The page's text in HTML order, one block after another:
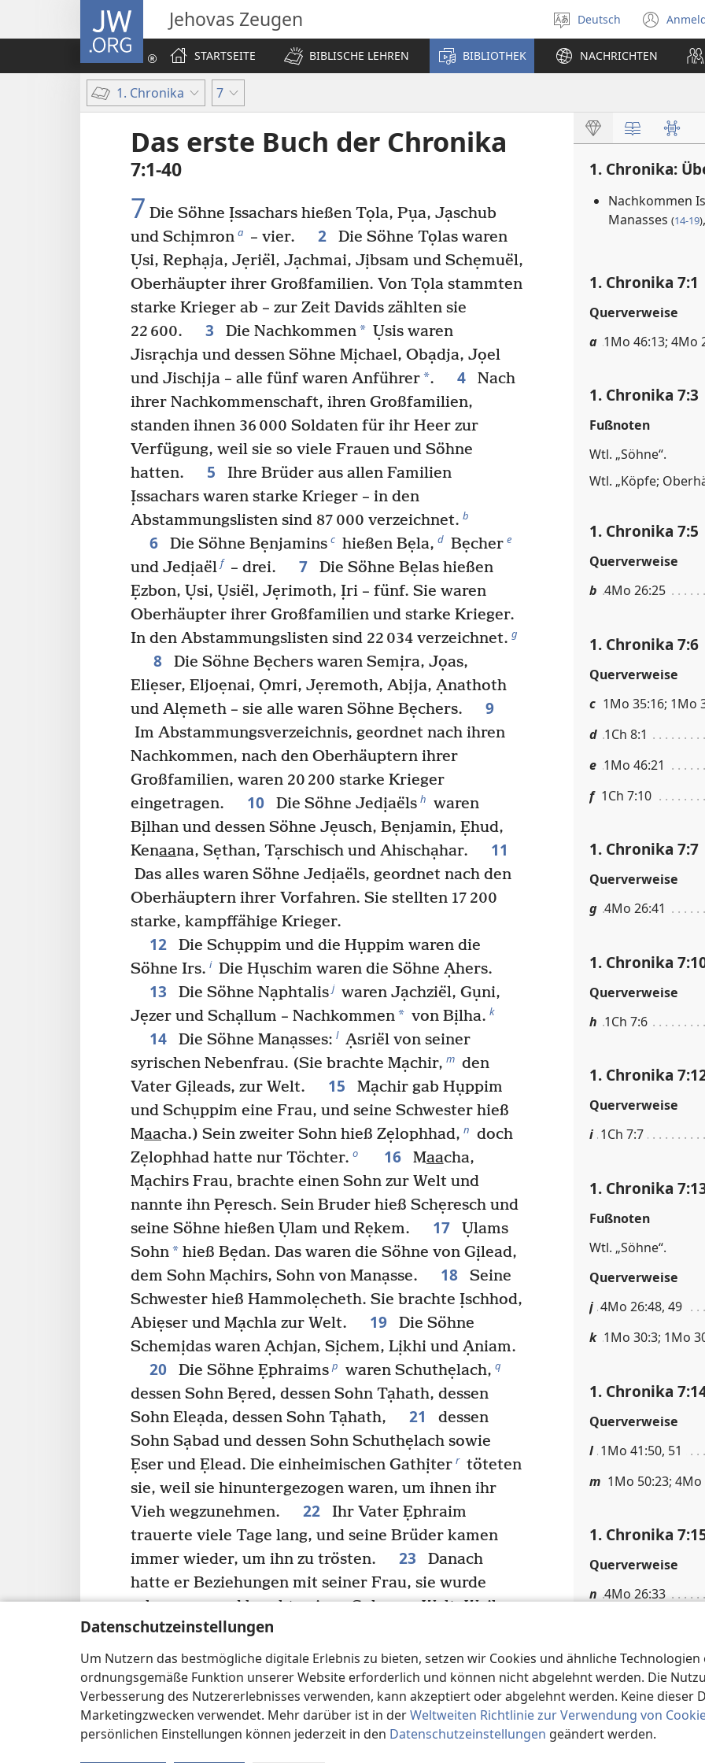
Datenschutzeinstellungen
Um Nutzern das bestmögliche digitale Erlebnis zu bieten, setzen wir Cookies und ähnliche
ordnungsgemäße Funktion unserer Website erforderlich und können nicht abgelehnt werden. Die
Verbesserung des Nutzererlebnisses verwenden, kann akzeptiert oder abgelehnt werden. Keine dieser
Marketingzwecken verwendet. Mehr darüber ist in derWeltweiten Richtlinie zur Verwendung von
persönlichen Einstellungen können jederzeit in den Datenschutzeinstellungen geändert werden.
JW.ORG Jehovas Zeugen
Sprache
auswählen
Deutsch
STARTSEITE BIBLISCHE LEHREN BIBLIOTHEK NACHRICHTEN
1. Chronika 7
Das erste Buch der Chronika
7:1-40
7 Die Söhne Ịssachars hießen Tọla, Pụa, Jạschub
und Schịmron a – vier. 2
Die Söhne Tọlas waren
Ụsi, Rephạja, Jẹriël, Jạchmai, Jịbsam und Schẹmuël,
Oberhäupter ihrer Großfamilien. Von Tọla stammten
starke Krieger ab – zur Zeit Davids zählten sie
22 600.
3 Die Nachkommen* Ụsis waren
Jisrạchja und dessen Söhne Mịchael, Obạdja, Jọel
und Jischịja – alle fünf waren Anführer*. 4
Nach
ihrer Nachkommenschaft, ihren Großfamilien,
standen ihnen 36 000 Soldaten für ihr Heer zur
Verfügung, weil sie so viele Frauen und Söhne
hatten.
5
Ihre Brüder aus allen Familien
Ịssachars waren starke Krieger – in den
Abstammungslisten sind 87 000 verzeichnet. b
6 Die Söhne Bẹnjamins c hießen Bẹla, d Bẹcher e
und Jedịaël f – drei. 7
Die Söhne Bẹlas hießen
Ẹzbon, Ụsi, Ụsiël, Jẹrimoth, Ịri – fünf. Sie waren
Oberhäupter ihrer Großfamilien und starke Krieger.
In den Abstammungslisten sind 22 034 verzeichnet. g
8
Die Söhne Bẹchers waren Semịra, Jọas,
Eliẹser, Eljoẹnai, Ọmri, Jẹremoth, Abịja, Ạnathoth
und Alẹmeth – sie alle waren Söhne Bẹchers.
9
Im Abstammungsverzeichnis, geordnet nach ihren
Nachkommen, nach den Oberhäuptern ihrer
Großfamilien, waren 20 200 starke Krieger
eingetragen.
10 Die Söhne Jedịaëls h waren
Bịlhan und dessen Söhne Jẹusch, Bẹnjamin, Ẹhud,
Kenaana, Sẹthan, Tạrschisch und Ahischạhar. 11
Das alles waren Söhne Jedịaëls, geordnet nach den
Oberhäuptern ihrer Vorfahren. Sie stellten 17 200
starke, kampffähige Krieger.
12
Die Schụppim und die Hụppim waren die
Söhne Irs. i Die Hụschim waren die Söhne Ạhers.
13 Die Söhne Nạphtalis j waren Jạchziël, Gụni,
Jẹzer und Schạllum – Nachkommen* von Bịlha. k
14 Die Söhne Manạsses: l Ạsriël von seiner
syrischen Nebenfrau. (Sie brachte Mạchir, m den
Vater Gịleads, zur Welt.
15
Mạchir gab Hụppim
und Schụppim eine Frau, und seine Schwester hieß
Maacha.) Sein zweiter Sohn hieß Zẹlophhad, n doch
Zẹlophhad hatte nur Töchter. o 16 Maacha,
Mạchirs Frau, brachte einen Sohn zur Welt und
nannte ihn Pẹresch. Sein Bruder hieß Schẹresch und
seine Söhne hießen Ụlam und Rẹkem.
17
Ụlams
Sohn* hieß Bẹdan. Das waren die Söhne von Gịlead,
dem Sohn Mạchirs, Sohn von Manạsse.
18
Seine
Schwester hieß Hammolẹcheth. Sie brachte Ịschhod,
Abiẹser und Mạchla zur Welt.
19
Die Söhne
Schemịdas waren Ạchjan, Sịchem, Lịkhi und Ạniam.
20 Die Söhne Ẹphraims p waren Schuthẹlach, q
dessen Sohn Bẹred, dessen Sohn Tạhath, dessen
Sohn Eleạda, dessen Sohn Tạhath,
21
dessen
Sohn Sạbad und dessen Sohn Schuthẹlach sowie
Ẹser und Ẹlead. Die einheimischen Gathịter r töteten
sie, weil sie hinuntergezogen waren, um ihnen ihr
Vieh wegzunehmen.
22
Ihr Vater Ẹphraim
trauerte viele Tage lang, und seine Brüder kamen
immer wieder, um ihn zu trösten.
23
Danach
hatte er Beziehungen mit seiner Frau, sie wurde
schwanger und brachte einen Sohn zur Welt. Weil
aber sein Haus damals von Unglück getroffen wurde,
nannte er ihn Berịa *. 24 Seine Tochter war
Scheera. Sie erbaute das untere s und das obere
Beth-Họron t sowie Ụsen-Scheera. 25 Dann war
da noch sein Sohn Rẹphach, Rẹscheph, dessen Sohn
1. Chronika:
Nachkommen
Manasses (14-19)
1. Chronika 7:1
Querverweise
a 1Mo 46:13; 4Mo
1. Chronika 7:3
Fußnoten
Wtl. „Söhne“.
Wtl. „Köpfe;
1. Chronika 7:5
Querverweise
b 4Mo 26:25
1. Chronika 7:6
Querverweise
c 1Mo 35:16; 1Mo
d 1Ch 8:1
e 1Mo 46:21
f 1Ch 7:10
1. Chronika 7:7
Querverweise
g 4Mo 26:41
1. Chronika
Querverweise
h 1Ch 7:6
1. Chronika
Querverweise
i 1Ch 7:7
1. Chronika
Fußnoten
Wtl. „Söhne“.
Querverweise
j 4Mo 26:48, 49
k 1Mo 30:3; 1Mo
1. Chronika
Querverweise
l 1Mo 41:50, 51
m 1Mo 50:23;
1. Chronika
Querverweise
n 4Mo 26:33
1. Chronika
Fußnoten
Wtl. „Söhne“.